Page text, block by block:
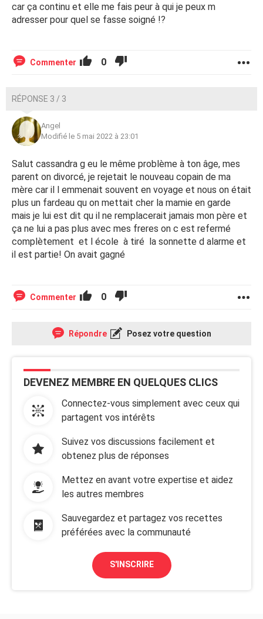
car ça continu et elle me fais peur à qui je peux m
adresser pour quel se fasse soigné !?
Commenter 0
RÉPONSE 3 / 3
Angel
Modifié le 5 mai 2022 à 23:01
Salut cassandra g eu le même problème à ton âge, mes
parent on divorcé, je rejetait le nouveau copain de ma
mère car il l emmenait souvent en voyage et nous on était
plus un fardeau qu on mettait cher la mamie en garde
mais je lui est dit qu il ne remplacerait jamais mon père et
ça ne lui a pas plus avec mes freres on c est refermé
complètement et l école à tiré la sonnette d alarme et
il est partie! On avait gagné
Commenter 0
Répondre Posez votre question
DEVENEZ MEMBRE EN QUELQUES CLICS
Connectez-vous simplement avec ceux qui
partagent vos intérêts
Suivez vos discussions facilement et
obtenez plus de réponses
Mettez en avant votre expertise et aidez
les autres membres
Sauvegardez et partagez vos recettes
préférées avec la communauté
S'INSCRIRE